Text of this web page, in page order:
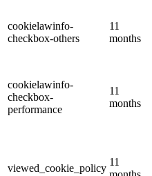
cookielawinfo-
checkbox-others
11
months
cookielawinfo-
checkbox-
performance
11
months
viewed_cookie_policy
11